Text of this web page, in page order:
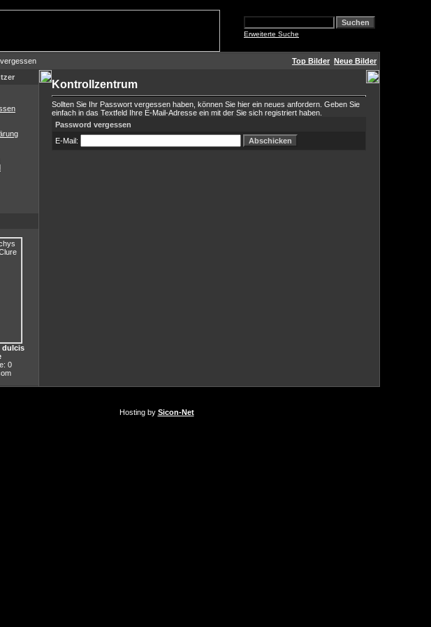
Erweiterte Suche
Top Bilder Neue Bilder
dulcis
0
Kontrollzentrum
Sollten Sie Ihr Passwort vergessen haben, können Sie hier ein neues anfordern. Geben Sie
einfach in das Textfeld Ihre E-Mail-Adresse ein mit der Sie sich registriert haben.
Password vergessen
E-Mail:
Hosting by Sicon-Net